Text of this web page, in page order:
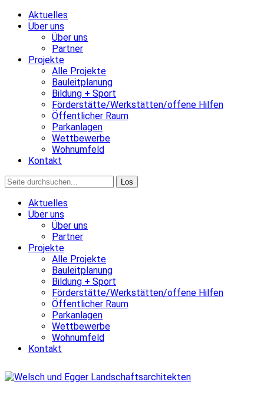
Aktuelles
Über uns
Über uns
Partner
Projekte
Alle Projekte
Bauleitplanung
Bildung + Sport
Förderstätte/Werkstätten/offene Hilfen
Öffentlicher Raum
Parkanlagen
Wettbewerbe
Wohnumfeld
Kontakt
Aktuelles
Über uns
Über uns
Partner
Projekte
Alle Projekte
Bauleitplanung
Bildung + Sport
Förderstätte/Werkstätten/offene Hilfen
Öffentlicher Raum
Parkanlagen
Wettbewerbe
Wohnumfeld
Kontakt